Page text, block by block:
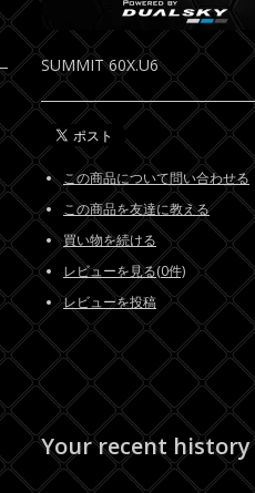
SUMMIT 60X.U6
この商品について問い合わせる
この商品を友達に教える
買い物を続ける
レビューを見る(0件)
レビューを投稿
Your recent history